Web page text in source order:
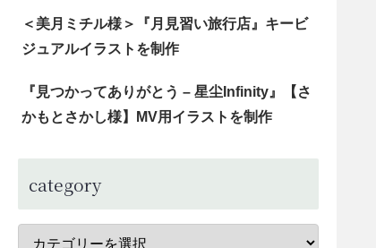
＜美月ミチル様＞『月見習い旅行店』キービ
ジュアルイラストを制作
『見つかってありがとう – 星尘Infinity』【さ
かもとさかし様】MV用イラストを制作
category